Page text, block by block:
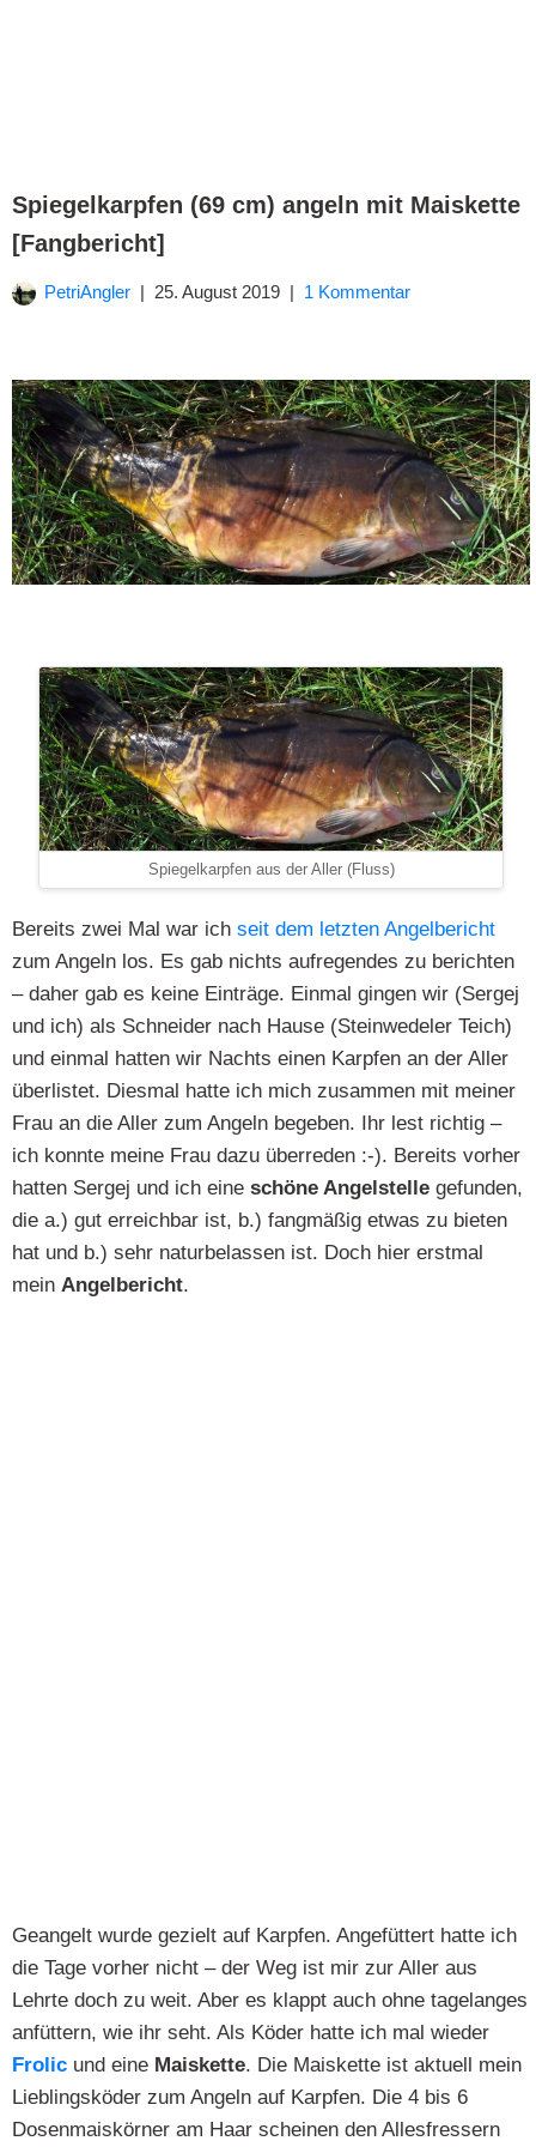
Spiegelkarpfen (69 cm) angeln mit Maiskette
[Fangbericht]
PetriAngler 25. August 2019 1 Kommentar
Spiegelkarpfen aus der Aller (Fluss)
Bereits zwei Mal war ich seit dem letzten Angelbericht
zum Angeln los. Es gab nichts aufregendes zu berichten
– daher gab es keine Einträge. Einmal gingen wir (Sergej
und ich) als Schneider nach Hause (Steinwedeler Teich)
und einmal hatten wir Nachts einen Karpfen an der Aller
überlistet. Diesmal hatte ich mich zusammen mit meiner
Frau an die Aller zum Angeln begeben. Ihr lest richtig –
ich konnte meine Frau dazu überreden :-). Bereits vorher
hatten Sergej und ich eine schöne Angelstelle gefunden,
die a.) gut erreichbar ist, b.) fangmäßig etwas zu bieten
hat und b.) sehr naturbelassen ist. Doch hier erstmal
mein Angelbericht.
Geangelt wurde gezielt auf Karpfen. Angefüttert hatte ich
die Tage vorher nicht – der Weg ist mir zur Aller aus
Lehrte doch zu weit. Aber es klappt auch ohne tagelanges
anfüttern, wie ihr seht. Als Köder hatte ich mal wieder
Frolic und eine Maiskette. Die Maiskette ist aktuell mein
Lieblingsköder zum Angeln auf Karpfen. Die 4 bis 6
Dosenmaiskörner am Haar scheinen den Allesfressern